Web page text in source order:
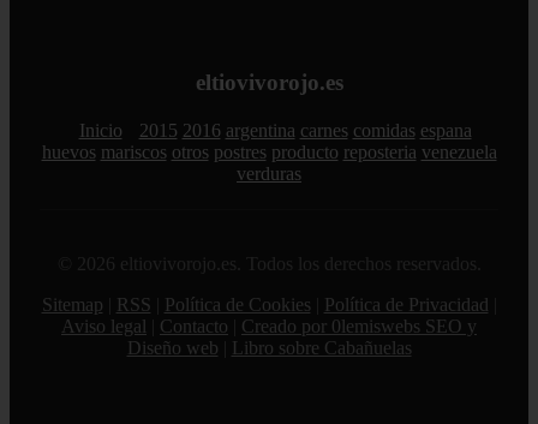
eltiovivorojo.es
Inicio 2015 2016 argentina carnes comidas espana
huevos mariscos otros postres producto reposteria venezuela
verduras
© 2026 eltiovivorojo.es. Todos los derechos reservados.
Sitemap
RSS Política de Cookies Política de Privacidad
Aviso legal
Contacto
Creado por 0lemiswebs SEO y
Diseño web
Libro sobre Cabañuelas